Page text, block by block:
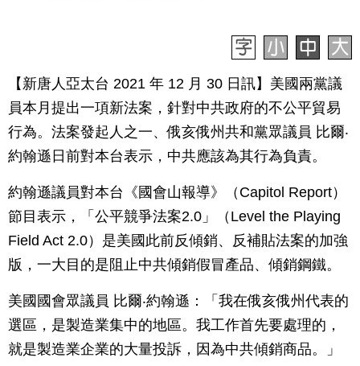
【新唐人亞太台 2021 年 12 月 30 日訊】美國兩黨議
員本月提出一項新法案，針對中共政府的不公平貿易
行為。法案發起人之一、俄亥俄州共和黨眾議員 比爾‧
約翰遜日前對本台表示，中共應該為其行為負責。
約翰遜議員對本台《國會山報導》（Capitol Report）
節目表示，「公平競爭法案2.0」（Level the Playing
Field Act 2.0）是美國此前反傾銷、反補貼法案的加強
版，一大目的是阻止中共傾銷假冒產品、傾銷鋼鐵。
美國國會眾議員 比爾‧約翰遜：「我在俄亥俄州代表的
選區，是製造業集中的地區。我工作首先要處理的，
就是製造業企業的大量投訴，因為中共傾銷商品。」